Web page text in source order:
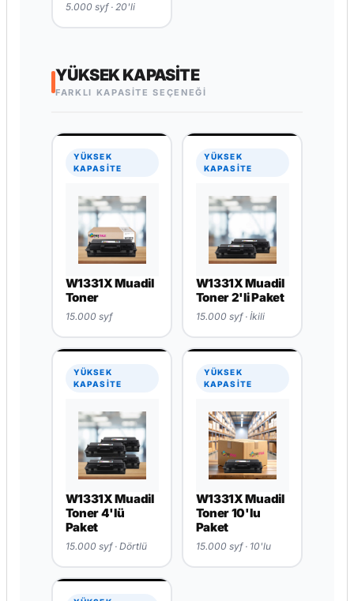
5.000 syf · 20'li
YÜKSEK KAPASITE
FARKLI KAPASİTE SEÇENEĞİ
YÜKSEK
KAPASİTE
W1331X Muadil
Toner
15.000 syf
YÜKSEK
KAPASİTE
W1331X Muadil
Toner 2'li Paket
15.000 syf · İkili
YÜKSEK
KAPASİTE
W1331X Muadil
Toner 4'lü
Paket
15.000 syf · Dörtlü
YÜKSEK
KAPASİTE
W1331X Muadil
Toner 10'lu
Paket
15.000 syf · 10'lu